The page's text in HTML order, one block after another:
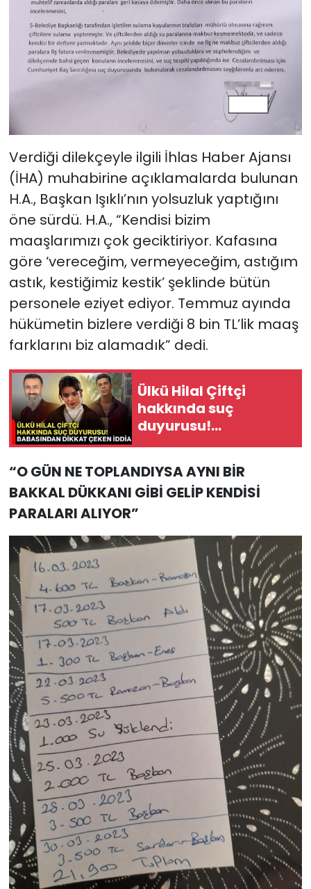
Verdiği dilekçeyle ilgili İhlas Haber Ajansı
(İHA) muhabirine açıklamalarda bulunan
H.A., Başkan Işıklı’nın yolsuzluk yaptığını
öne sürdü. H.A., “Kendisi bizim
maaşlarımızı çok geciktiriyor. Kafasına
göre ‘vereceğim, vermeyeceğim, astığım
astık, kestiğimiz kestik’ şeklinde bütün
personele eziyet ediyor. Temmuz ayında
hükümetin bizlere verdiği 8 bin TL’lik maaş
farklarını biz alamadık” dedi.
Ülkü Hilal Çiftçi
hakkında suç
duyurusu!
Babasından dikkat
“O GÜN NE TOPLANDIYSA AYNI BİR
BAKKAL DÜKKANI GİBİ GELİP KENDİSİ
PARALARI ALIYOR”